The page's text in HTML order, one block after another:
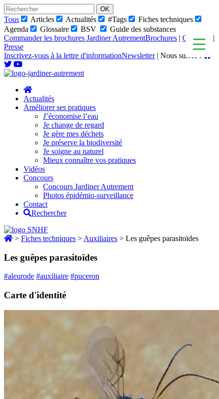
Skip
to
content
Tous Articles Actualités #Tags
Fiches techniques
Agenda
Glossaire BSV
Guide des substances
Commander les brochures Jardiner AutrementBrochures | Glossaire
|
Presse
Inscrivez-vous à la lettre d'informationNewsletter| Nous suivre :
Actualités
Améliorer ses pratiques
J’économise l’eau
Je change de regard
Je gère mes déchets
Je préserve la biodiversité
Je soigne au naturel
Mieux connaître vos pratiques
Vidéos
Concours
Concours Jardiner Autrement
Photos épidémio-surveillance
Contact
Rechercher
> Fiches techniques > Auxiliaires > Les guêpes parasitoïdes
Les guêpes parasitoïdes
#aleurode #auxiliaire #puceron
Carte d'identité